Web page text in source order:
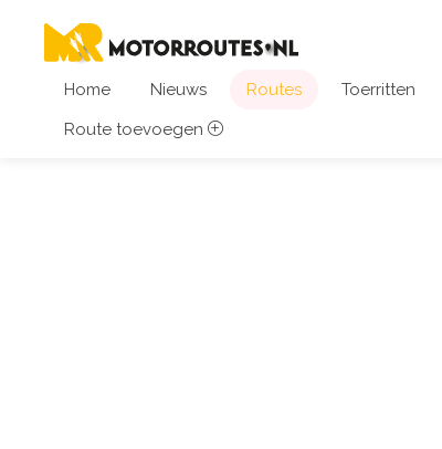
Home Nieuws Routes Toerritten
Route toevoegen